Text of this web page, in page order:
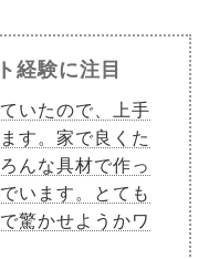
経験に注目
いたので、上手
す。家で良くた
んな具材で作っ
います。とても
驚かせようかワ